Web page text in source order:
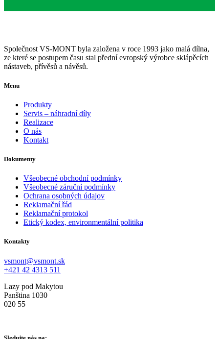
Společnost VS-MONT byla založena v roce 1993 jako malá dílna,
ze které se postupem času stal přední evropský výrobce sklápěcích
nástaveb, přívěsů a návěsů.
Menu
Produkty
Servis – náhradní díly
Realizace
O nás
Kontakt
Dokumenty
Všeobecné obchodní podmínky
Všeobecné záruční podmínky
Ochrana osobných údajov
Reklamační řád
Reklamační protokol
Etický kodex, environmentální politika
Kontakty
vsmont@vsmont.sk
+421 42 4313 511
Lazy pod Makytou
Panština 1030
020 55